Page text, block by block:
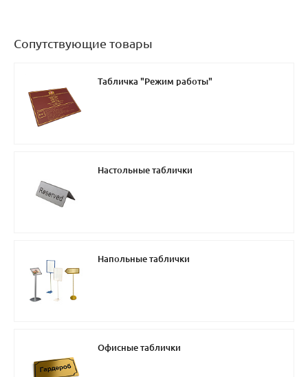
Сопутствующие товары
Табличка "Режим работы"
Настольные таблички
Напольные таблички
Офисные таблички